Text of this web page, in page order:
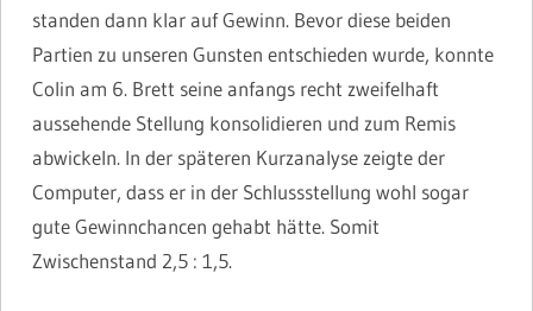
standen dann klar auf Gewinn. Bevor diese beiden
Partien zu unseren Gunsten entschieden wurde, konnte
Colin am 6. Brett seine anfangs recht zweifelhaft
aussehende Stellung konsolidieren und zum Remis
abwickeln. In der späteren Kurzanalyse zeigte der
Computer, dass er in der Schlussstellung wohl sogar
gute Gewinnchancen gehabt hätte. Somit
Zwischenstand 2,5 : 1,5.